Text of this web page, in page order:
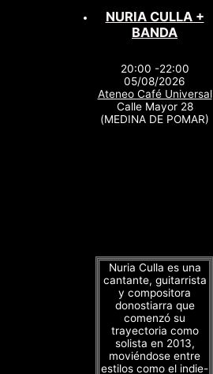
NURIA CULLA +
BANDA
20:00 -22:00
05/08/2026
Ateneo Café Universal
Calle Mayor 28
(MEDINA DE POMAR)
Nuria Culla es una
cantante, guitarrista
y compositora
donostiarra que
comenzó su
trayectoria como
solista en 2013,
moviéndose entre
estilos como el indie-